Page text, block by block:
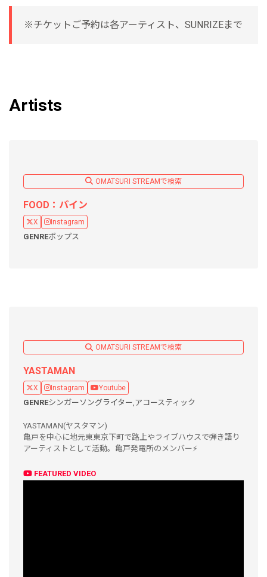
※チケットご予約は各アーティスト、SUNRIZEまで
Artists
OMATSURI STREAMで検索
FOOD：パイン
X Instagram
GENREポップス
OMATSURI STREAMで検索
YASTAMAN
X Instagram Youtube
GENREシンガーソングライター,アコースティック
YASTAMAN(ヤスタマン)
亀戸を中心に地元東東京下町で路上やライブハウスで弾き語り
アーティストとして活動。亀戸発電所のメンバー⚡️
FEATURED VIDEO